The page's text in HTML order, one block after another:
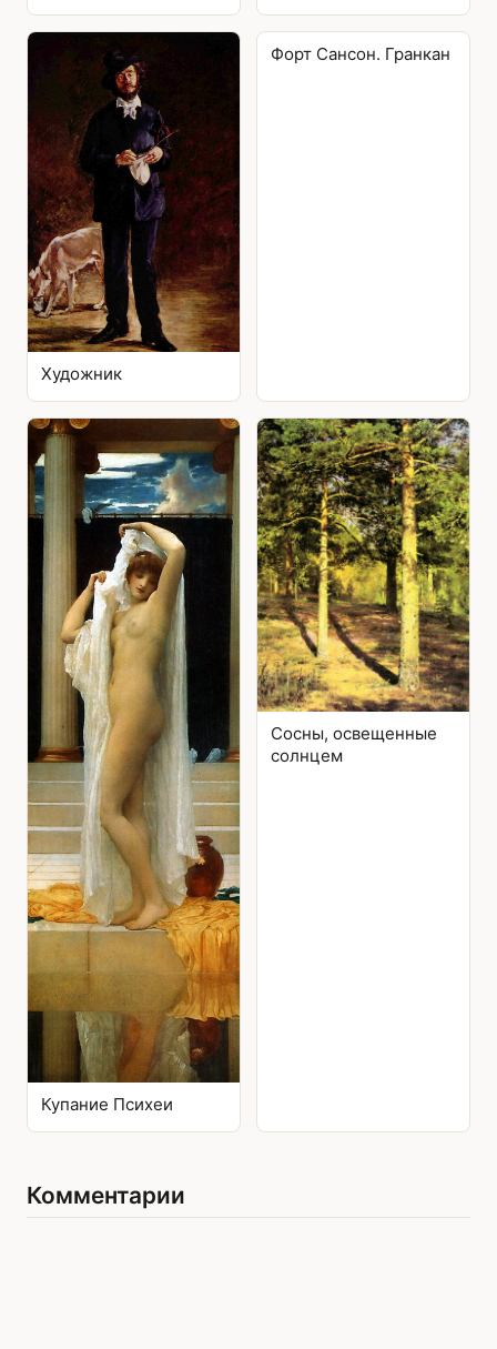
Художник
Форт Сансон. Гранкан
Купание Психеи
Сосны, освещенные
солнцем
Комментарии